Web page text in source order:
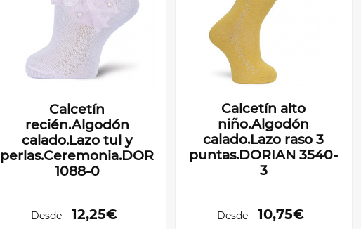
Calcetín
recién.Algodón
calado.Lazo tul y
perlas.Ceremonia.DORIAN
1088-0
Desde 12,25€
Calcetín alto
niño.Algodón
calado.Lazo raso 3
puntas.DORIAN 3540-
3
Desde 10,75€